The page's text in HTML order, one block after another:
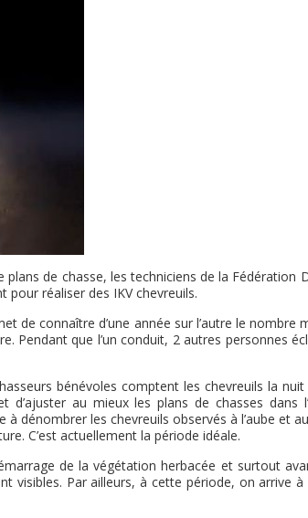
de chasse, les techniciens de la Fédération
pour réaliser des IKV chevreuils.
de connaître d’une année sur l’autre le nombre
Pendant que l’un conduit, 2 autres personnes
bénévoles comptent les chevreuils la
au mieux les plans de chasses dans
à dénombrer les chevreuils observés à l’aube et
C’est actuellement la période idéale.
de la végétation herbacée et surtout
visibles. Par ailleurs, à cette période, on arrive